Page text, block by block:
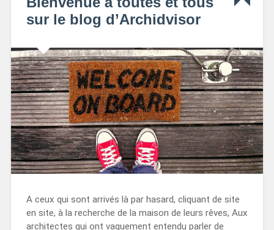
sur le blog d’Archidvisor
A ceux qui sont arrivés là par hasard, cliquant de site
en site, à la recherche de la maison de leurs rêves, Aux
architectes qui ont vaguement entendu parler de